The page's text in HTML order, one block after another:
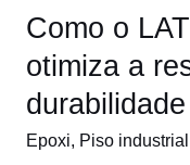
Como o
otimiza a
Epoxi, Piso industrial
e
durabilidade
grandes
obras